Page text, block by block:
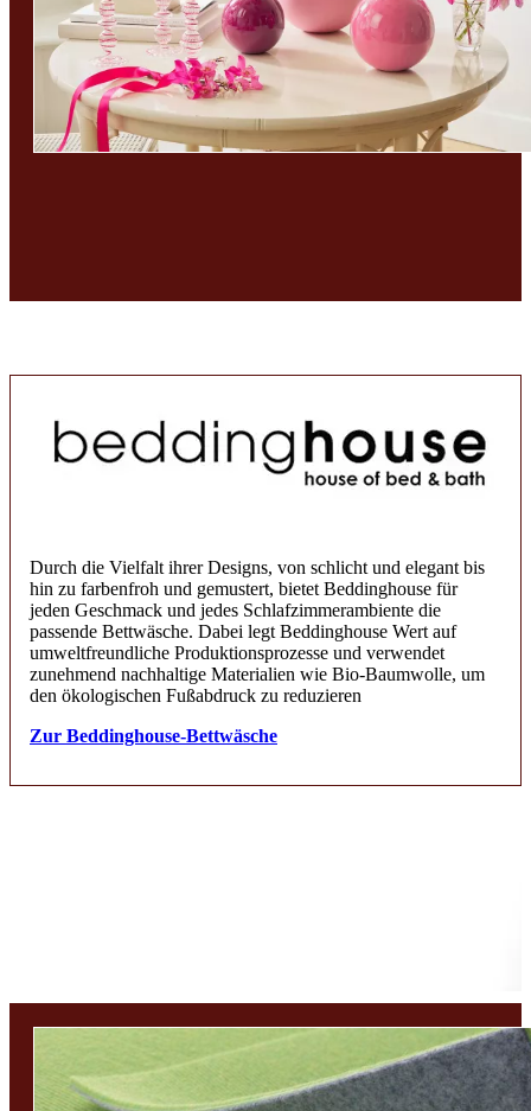
Durch die Vielfalt ihrer Designs, von schlicht und elegant bis
hin zu farbenfroh und gemustert, bietet Beddinghouse für
jeden Geschmack und jedes Schlafzimmerambiente die
passende Bettwäsche. Dabei legt Beddinghouse Wert auf
umweltfreundliche Produktionsprozesse und verwendet
zunehmend nachhaltige Materialien wie Bio-Baumwolle, um
den ökologischen Fußabdruck zu reduzieren
Zur Beddinghouse-Bettwäsche